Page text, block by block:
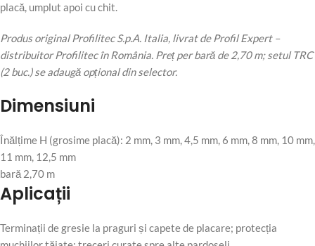
placă, umplut apoi cu chit.
Produs original Profilitec S.p.A. Italia, livrat de Profil Expert –
distribuitor Profilitec în România. Preț per bară de 2,70 m; setul TRC
(2 buc.) se adaugă opțional din selector.
Dimensiuni
Înălțime H (grosime placă): 2 mm, 3 mm, 4,5 mm, 6 mm, 8 mm, 10 mm,
11 mm, 12,5 mm
bară 2,70 m
Aplicații
Terminații de gresie la praguri și capete de placare; protecția